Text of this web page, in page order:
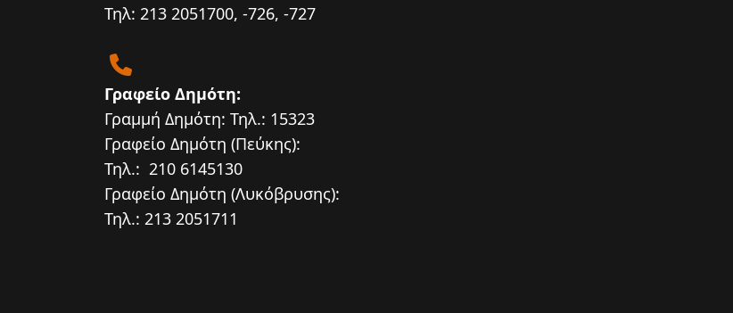
Τηλ: 213 2051700, -726, -727
Γραφείο Δημότη:
Γραμμή Δημότη: Τηλ.: 15323
Γραφείο Δημότη (Πεύκης):
Τηλ.: 210 6145130
Γραφείο Δημότη (Λυκόβρυσης):
Τηλ.: 213 2051711